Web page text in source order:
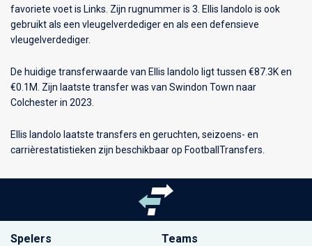
favoriete voet is Links. Zijn rugnummer is 3. Ellis Iandolo is ook
gebruikt als een vleugelverdediger en als een defensieve
vleugelverdediger.
De huidige transferwaarde van Ellis Iandolo ligt tussen €87.3K en
€0.1M. Zijn laatste transfer was van Swindon Town naar
Colchester in 2023.
Ellis Iandolo laatste transfers en geruchten, seizoens- en
carrièrestatistieken zijn beschikbaar op FootballTransfers.
Spelers Teams